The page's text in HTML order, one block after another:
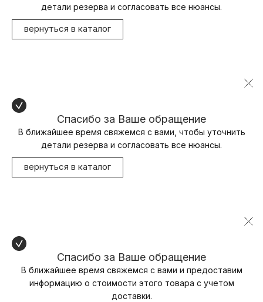
детали резерва и согласовать все нюансы.
вернуться в каталог
Спасибо за Ваше обращение
В ближайшее время свяжемся с вами, чтобы уточнить
детали резерва и согласовать все нюансы.
вернуться в каталог
Спасибо за Ваше обращение
В ближайшее время свяжемся с вами и предоставим
информацию о стоимости этого товара с учетом
доставки.